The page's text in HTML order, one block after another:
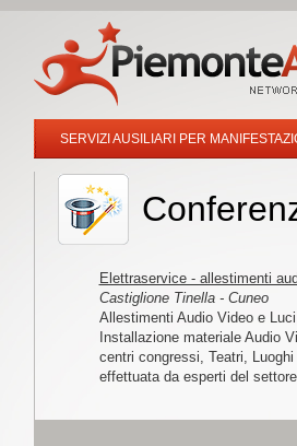
SERVIZI AUSILIARI PER
Elettraservice - allestimenti
Castiglione Tinella - Cuneo
Allestimenti Audio Video e
Installazione materiale Audio
centri congressi, Teatri,
effettuata da esperti del settore